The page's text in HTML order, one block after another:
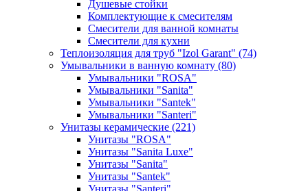
Душевые стойки
Комплектующие к смесителям
Смесители для ванной комнаты
Смесители для кухни
Теплоизоляция для труб "Izol Garant" (74)
Умывальники в ванную комнату (80)
Умывальники "ROSA"
Умывальники "Sanita"
Умывальники "Santek"
Умывальники "Santeri"
Унитазы керамические (221)
Унитазы "ROSA"
Унитазы "Sanita Luxe"
Унитазы "Sanita"
Унитазы "Santek"
Унитазы "Santeri"